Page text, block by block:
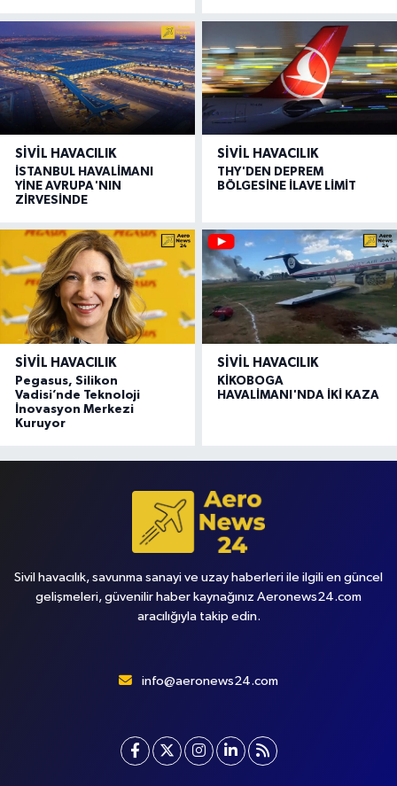
SIVIL HAVACILIK
İSTANBUL HAVALİMANI
YİNE AVRUPA'NIN
ZİRVESİNDE
SIVIL HAVACILIK
THY'DEN DEPREM
BÖLGESİNE İLAVE LİMİT
SIVIL HAVACILIK
Pegasus, Silikon
Vadisi’nde Teknoloji
İnovasyon Merkezi
Kuruyor
SIVIL HAVACILIK
KİKOBOGA
HAVALİMANI'NDA İKİ KAZA
Sivil havacılık, savunma sanayi ve uzay haberleri ile ilgili en güncel
gelişmeleri, güvenilir haber kaynağınız Aeronews24.com
aracılığıyla takip edin.
info@aeronews24.com